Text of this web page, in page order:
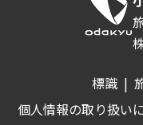
標識 |
個人情報の取り扱い